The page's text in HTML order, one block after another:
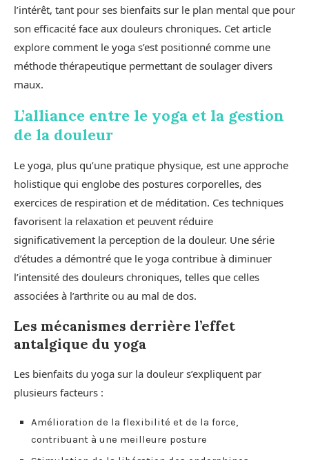
pratiquer le yoga pour soulager ma douleur?
Le yoga est-il adapté à tous les âges et niveaux
de forme physique?
douleur chronique?
l’intérêt, tant pour ses bienfaits sur le plan mental que pour
son efficacité face aux douleurs chroniques. Cet article
explore comment le yoga s’est positionné comme une
méthode thérapeutique permettant de soulager divers
maux.
L’alliance entre le yoga et la gestion
de la douleur
Le yoga, plus qu’une pratique physique, est une approche
holistique qui englobe des postures corporelles, des
exercices de respiration et de méditation. Ces techniques
favorisent la relaxation et peuvent réduire
significativement la perception de la douleur. Une série
d’études a démontré que le yoga contribue à diminuer
l’intensité des douleurs chroniques, telles que celles
associées à l’arthrite ou au mal de dos.
Les mécanismes derrière l’effet
antalgique du yoga
Les bienfaits du yoga sur la douleur s’expliquent par
plusieurs facteurs :
Amélioration de la flexibilité et de la force,
contribuant à une meilleure posture